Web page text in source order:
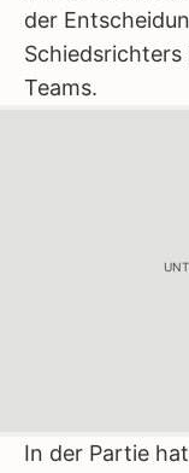
der
Schiedsrichters
Teams.
In der Partie